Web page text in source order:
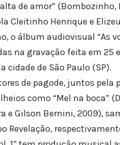
de amor”
Cleitinho Henrique e
o álbum audiovisual “As
na gravação feita em 25
cidade de São Paulo (SP).
de pagode, juntos pela
como “Mel na boca”
e Gilson Bernini, 2009),
Revelação,